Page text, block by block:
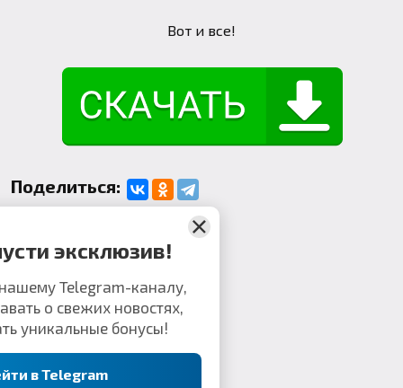
Вот и все!
Поделиться:
Не пропусти эксклюзив!
к нашему Telegram-каналу,
первым узнавать о свежих новостях,
и получать уникальные бонусы!
Перейти в Telegram